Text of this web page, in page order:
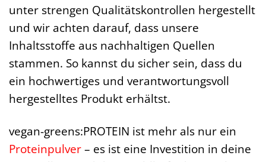
unter strengen Qualitätskontrollen hergestellt
und wir achten darauf, dass unsere
Inhaltsstoffe aus nachhaltigen Quellen
stammen. So kannst du sicher sein, dass du
ein hochwertiges und verantwortungsvoll
hergestelltes Produkt erhältst.
vegan-greens:PROTEIN ist mehr als nur ein
Proteinpulver– es ist eine Investition in deine